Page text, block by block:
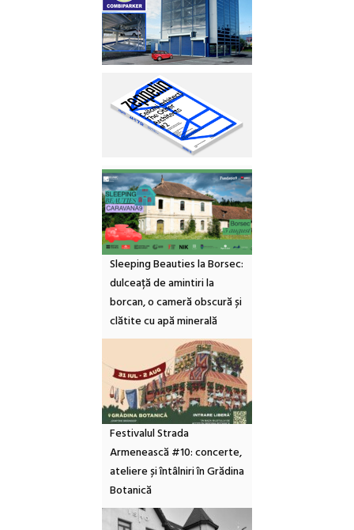
Sleeping Beauties la Borsec:
dulceață de amintiri la
borcan, o cameră obscură și
clătite cu apă minerală
Festivalul Strada
Armenească #10: concerte,
ateliere și întâlniri în Grădina
Botanică